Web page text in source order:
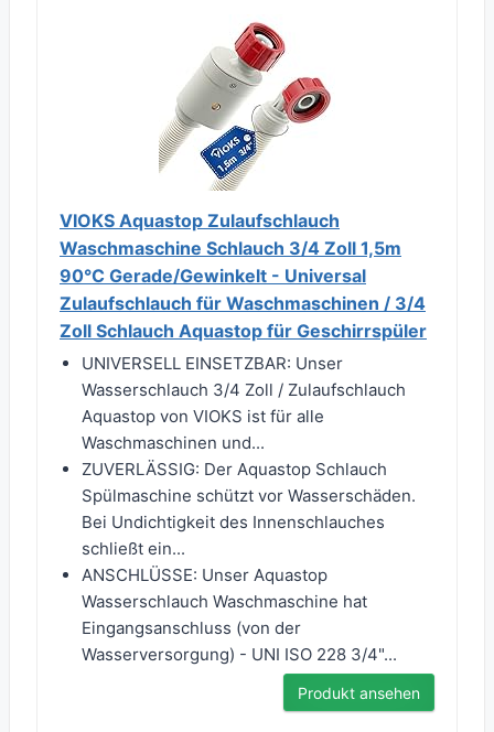
VIOKS Aquastop Zulaufschlauch
Waschmaschine Schlauch 3/4 Zoll 1,5m
90°C Gerade/Gewinkelt - Universal
Zulaufschlauch für Waschmaschinen / 3/4
Zoll Schlauch Aquastop für Geschirrspüler
UNIVERSELL EINSETZBAR: Unser
Wasserschlauch 3/4 Zoll / Zulaufschlauch
Aquastop von VIOKS ist für alle
Waschmaschinen und...
ZUVERLÄSSIG: Der Aquastop Schlauch
Spülmaschine schützt vor Wasserschäden.
Bei Undichtigkeit des Innenschlauches
schließt ein...
ANSCHLÜSSE: Unser Aquastop
Wasserschlauch Waschmaschine hat
Eingangsanschluss (von der
Wasserversorgung) - UNI ISO 228 3/4"...
Produkt ansehen